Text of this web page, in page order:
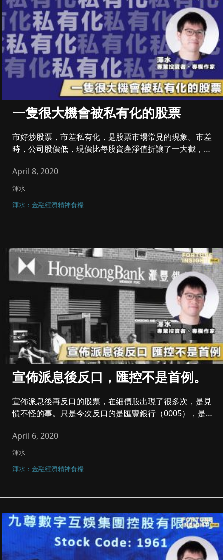
一隻很大機會被私有化的股票
市好炒股票，市差私有化，是股票市場常見的現象。市差
時，公司股價低，現價比每股資產淨值折讓了一大截，大
April 8, 2020
渾水
渾水：金融經濟精神食糧
宣佈派息後反口，匯控不是首例。
宣佈派息後再反口的股票，在細價股出現了很多次，是見
慣不怪的事。只是今次反口的是匯豐銀行（0005），是
April 6, 2020
渾水
渾水：金融經濟精神食糧